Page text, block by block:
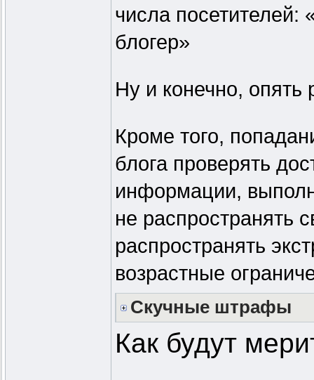
числа посетителей:
блогер»
Ну и конечно, опять
Кроме того,
блога проверять
информации,
не распространять
распространять
возрастные
Скучные штрафы
Как будут